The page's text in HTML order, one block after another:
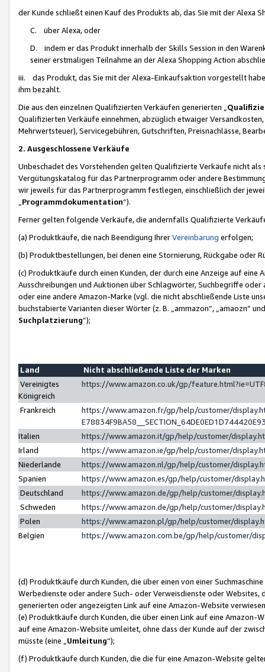
der Kunde schließt einen Kauf des Produkts ab, das Sie mit der Alexa
C. über Alexa, oder
D. indem er das Produkt innerhalb der Skills Session in den
seiner erstmaligen Teilnahme an der Alexa Shopping Action
iii. das Produkt, das Sie mit der Alexa-Einkaufsaktion vorgestellt
ihm bezahlt.
Die aus den einzelnen Qualifizierten Verkäufen generierten „
Qualifizierten Verkäufe einnehmen, abzüglich etwaiger
Mehrwertsteuer), Servicegebühren, Gutschriften, Preisnachlässe,
2. Ausgeschlossene Verkäufe
Unbeschadet des Vorstehenden gelten Qualifizierte Verkäufe nicht
Vergütungskatalog für das Partnerprogramm oder andere
wir jeweils für das Partnerprogramm festlegen, einschließlich der
Programmdokumentation“).
Ferner gelten folgende Verkäufe, die andernfalls Qualifizierte
(a) Produktkäufe, die nach Beendigung IhrerVereinbarung erfolgen;
(b) Produktbestellungen, bei denen eine Stornierung, Rückgabe oder
(c) Produktkäufe durch einen Kunden, der durch eine Anzeige auf
Ausschreibungen und Auktionen über Schlagwörter, Suchbegriffe
oder eine andere Amazon-Marke (vgl. die nicht abschließende Liste
buchstabierte Varianten dieser Wörter (z. B. „ammazon“, „amaozn“
Suchplatzierung”);
Land
Nicht abschließende Liste der Marken
Vereinigtes
Königreich
https://www.amazon.co.uk/gp/
Frankreich
https://www.amazon.fr/gp/help/customer/
Italien
https://www.amazon.it/gp/help/customer/
Irland
https://www.amazon.ie/gp/help/customer/
Niederlande
https://www.amazon.nl/gp/help/customer/
Spanien
https://www.amazon.es/gp/help/customer/
Deutschland
https://www.amazon.de/gp/help/customer/
Schweden
https://www.amazon.de/gp/help/customer/
Polen
https://www.amazon.pl/gp/help/customer/
Belgien
https://www.amazon.com.be/gp/help/customer/
(d) Produktkäufe durch Kunden, die über einen von einer
Werbedienste oder andere Such- oder Verweisdienste oder Websites,
generierten oder angezeigten Link auf eine Amazon-Website
(e) Produktkäufe durch Kunden, die über einen Link auf eine
auf eine Amazon-Website umleitet, ohne dass der Kunde auf der
müsste (eine „ Umleitung“);
(f) Produktkäufe durch Kunden, die die für eine Amazon-Website